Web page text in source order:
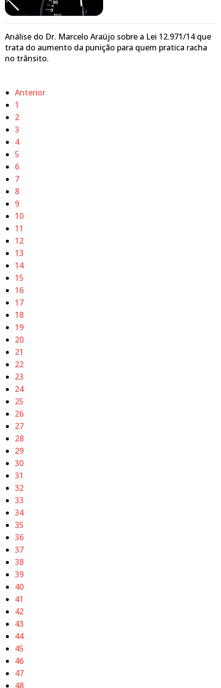
Análise do Dr. Marcelo Araújo sobre a Lei 12.971/14 que
trata do aumento da punição para quem pratica racha
no trânsito.
Anterior
1
2
3
4
5
6
7
8
9
10
11
12
13
14
15
16
17
18
19
20
21
22
23
24
25
26
27
28
29
30
31
32
33
34
35
36
37
38
39
40
41
42
43
44
45
46
47
48